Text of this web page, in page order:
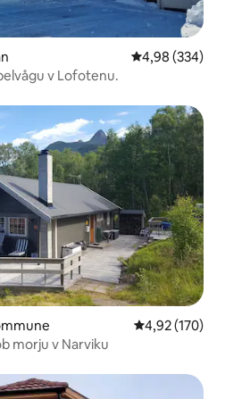
Povprečna
4,98 (334)
v Lofotenu.
Povprečna
4,92 (170)
morju v Narviku